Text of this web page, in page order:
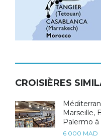
CROISIÈRES
Marseille,
Palermo
6 000 MAD